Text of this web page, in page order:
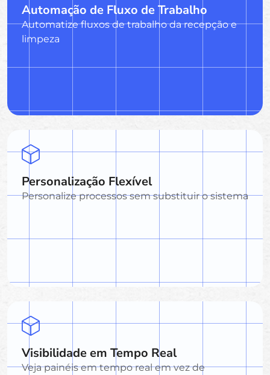
Automação de Fluxo de Trabalho
Automatize fluxos de trabalho da recepção e
limpeza
Personalização Flexível
Personalize processos sem substituir o sistema
Visibilidade em Tempo Real
Veja painéis em tempo real em vez de